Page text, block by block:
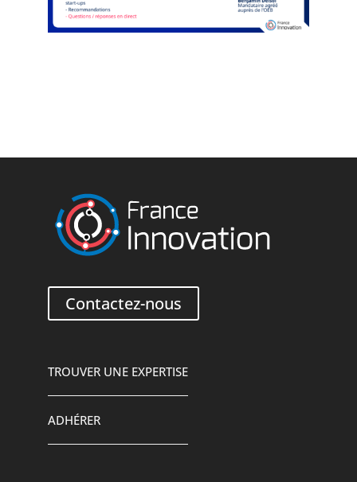
Contactez-nous
TROUVER UNE EXPERTISE
ADHÉRER